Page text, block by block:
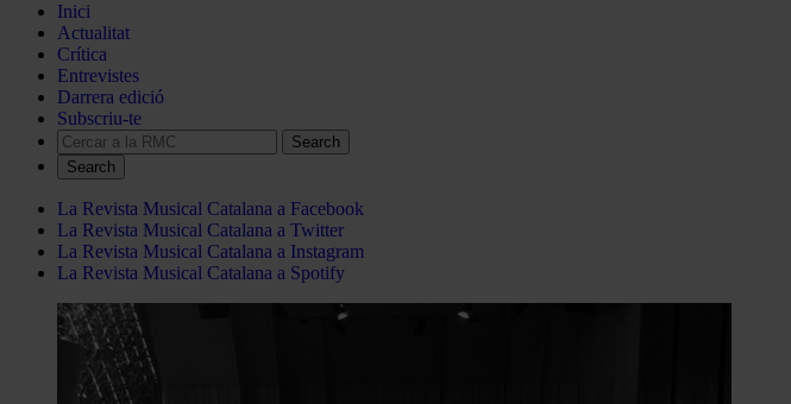
Inici
Actualitat
Crítica
Entrevistes
Darrera edició
Subscriu-te
Search
La Revista Musical Catalana a Facebook
La Revista Musical Catalana a Twitter
La Revista Musical Catalana a Instagram
La Revista Musical Catalana a Spotify